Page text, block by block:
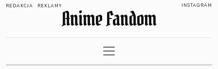
REDAKCJA REKLAMY INSTAGRAM
Anime Fandom